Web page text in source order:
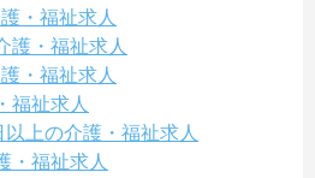
・福祉求人
護・福祉求人
・福祉求人
福祉求人
上の介護・福祉求人
・福祉求人